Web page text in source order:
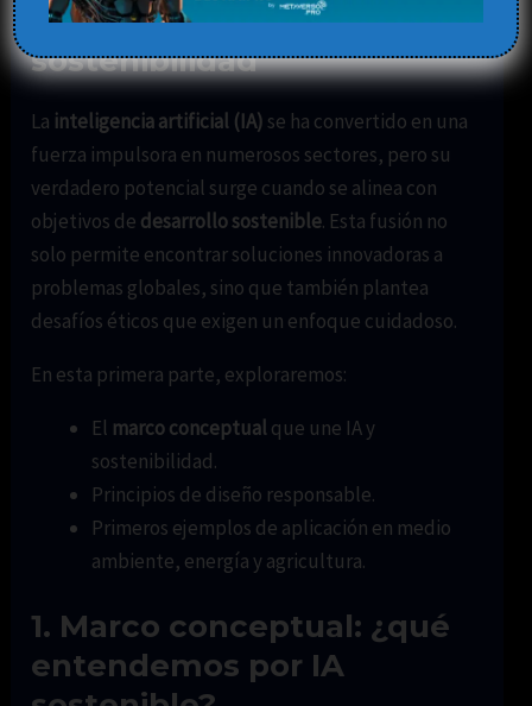
La sinergia entre IA y
sostenibilidad
La inteligencia artificial (IA) se ha convertido en una
fuerza impulsora en numerosos sectores, pero su
verdadero potencial surge cuando se alinea con
objetivos de desarrollo sostenible. Esta fusión no
solo permite encontrar soluciones innovadoras a
problemas globales, sino que también plantea
desafíos éticos que exigen un enfoque cuidadoso.
En esta primera parte, exploraremos:
El marco conceptualque une IA y
sostenibilidad.
Principios de diseño responsable.
Primeros ejemplos de aplicación en medio
ambiente, energía y agricultura.
1. Marco conceptual: ¿qué
entendemos por IA